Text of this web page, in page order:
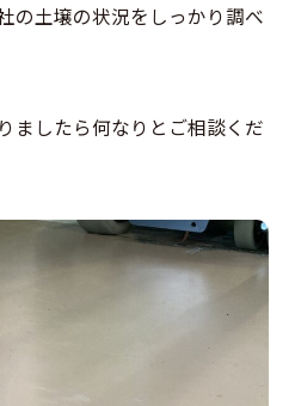
土壌の状況をしっかり調べ
ましたら何なりとご相談くだ